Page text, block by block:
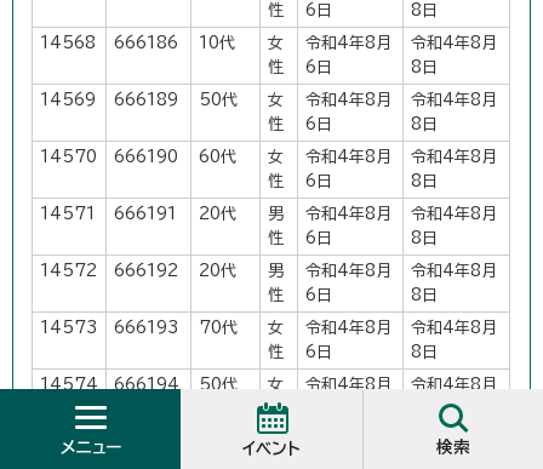
性
6日
8日
14568 666186 10代
女
性
令和4年8月
6日
令和4年8月
8日
14569 666189 50代
女
性
令和4年8月
6日
令和4年8月
8日
14570 666190 60代
女
性
令和4年8月
6日
令和4年8月
8日
14571 666191 20代
男
性
令和4年8月
6日
令和4年8月
8日
14572 666192 20代
男
性
令和4年8月
6日
令和4年8月
8日
14573 666193 70代
女
性
令和4年8月
6日
令和4年8月
8日
14574 666194 50代
女
性
令和4年8月
令和4年8月
14575 666197
女
令和4年8月
メニュー イベント 検索